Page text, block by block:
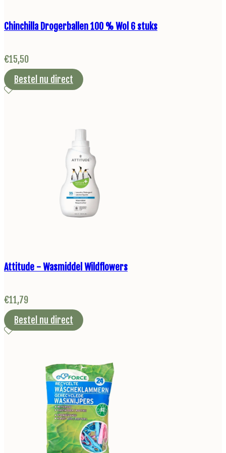
Chinchilla Drogerballen 100 % Wol 6 stuks
€15,50
Bestel nu direct
Attitude - Wasmiddel Wildflowers
€11,79
Bestel nu direct